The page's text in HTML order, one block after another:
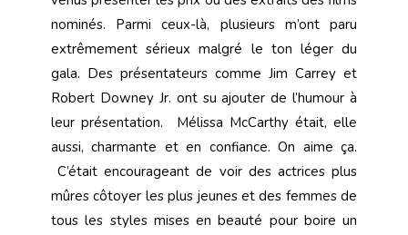
nominés. Parmi ceux-là, plusieurs m’ont paru
extrêmement sérieux malgré le ton léger du
gala. Des présentateurs comme Jim Carrey et
Robert Downey Jr. ont su ajouter de l’humour à
leur présentation. Mélissa McCarthy était, elle
aussi, charmante et en confiance. On aime ça.
C’était encourageant de voir des actrices plus
mûres côtoyer les plus jeunes et des femmes de
tous les styles mises en beauté pour boire un